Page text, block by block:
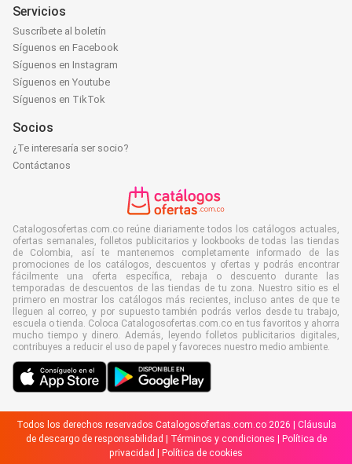
Servicios
Suscríbete al boletín
Síguenos en Facebook
Síguenos en Instagram
Síguenos en Youtube
Síguenos en TikTok
Socios
¿Te interesaría ser socio?
Contáctanos
Catalogosofertas.com.co reúne diariamente todos los catálogos actuales,
ofertas semanales, folletos publicitarios y lookbooks de todas las tiendas
de Colombia, así te mantenemos completamente informado de las
promociones de los catálogos, descuentos y ofertas y podrás encontrar
fácilmente una oferta específica, rebaja o descuento durante las
temporadas de descuentos de las tiendas de tu zona. Nuestro sitio es el
primero en mostrar los catálogos más recientes, incluso antes de que te
lleguen al correo, y por supuesto también podrás verlos desde tu trabajo,
escuela o tienda. Coloca Catalogosofertas.com.co en tus favoritos y ahorra
mucho tiempo y dinero. Además, leyendo folletos publicitarios digitales,
contribuyes a reducir el uso de papel y favoreces nuestro medio ambiente.
Todos los derechos reservados Catalogosofertas.com.co 2026 | Cláusula
de descargo de responsabilidad
Términos y condiciones
Política de
privacidad
Política de cookies